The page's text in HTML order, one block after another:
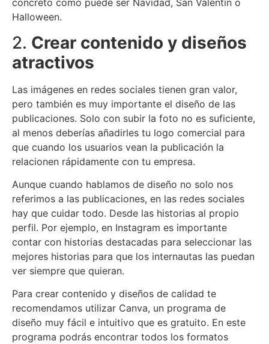
concreto como puede ser Navidad, San Valentín o
Halloween.
2. Crear contenido y diseños
atractivos
Las imágenes en redes sociales tienen gran valor,
pero también es muy importante el diseño de las
publicaciones. Solo con subir la foto no es suficiente,
al menos deberías añadirles tu logo comercial para
que cuando los usuarios vean la publicación la
relacionen rápidamente con tu empresa.
Aunque cuando hablamos de diseño no solo nos
referimos a las publicaciones, en las redes sociales
hay que cuidar todo. Desde las historias al propio
perfil. Por ejemplo, en Instagram es importante
contar con historias destacadas para seleccionar las
mejores historias para que los internautas las puedan
ver siempre que quieran.
Para crear contenido y diseños de calidad te
recomendamos utilizar Canva, un programa de
diseño muy fácil e intuitivo que es gratuito. En este
programa podrás encontrar todos los formatos